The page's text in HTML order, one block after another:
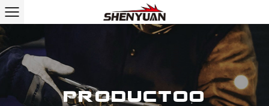
Productoo